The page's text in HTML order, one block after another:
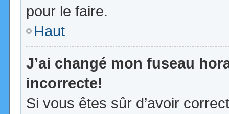
pour le faire.
Haut
J’ai changé mon fuseau
incorrecte!
Si vous êtes sûr d’avoir